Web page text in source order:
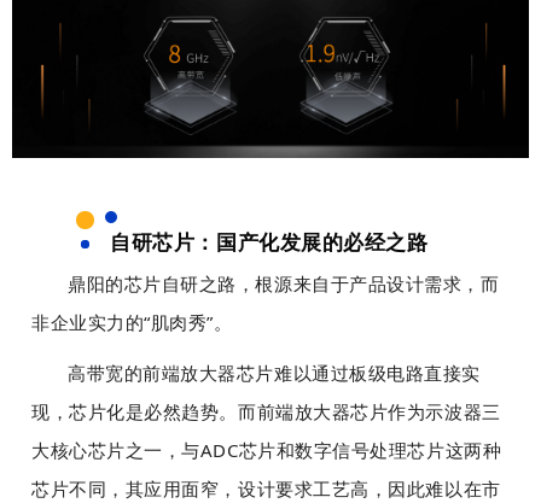
自研芯片：国产化发展的必经之路
鼎阳的芯片自研之路，根源来自于产品设计需求，而
非企业实力的“肌肉秀”。
高带宽的前端放大器芯片难以通过板级电路直接实
现，芯片化是必然趋势。而前端放大器芯片作为示波器三
大核心芯片之一，与ADC芯片和数字信号处理芯片这两种
芯片不同，其应用面窄，设计要求工艺高，因此难以在市